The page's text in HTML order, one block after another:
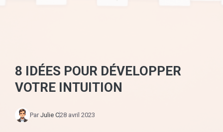
8 IDÉES POUR DÉVELOPPER
VOTRE INTUITION
ParJulie C28 avril 2023